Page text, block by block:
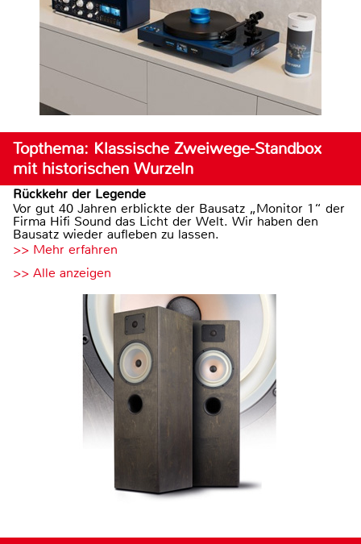
Topthema: Klassische Zweiwege-Standbox
mit historischen Wurzeln
Rückkehr der Legende
Vor gut 40 Jahren erblickte der Bausatz „Monitor 1“ der
Firma Hifi Sound das Licht der Welt. Wir haben den
Bausatz wieder aufleben zu lassen.
>> Mehr erfahren
>> Alle anzeigen